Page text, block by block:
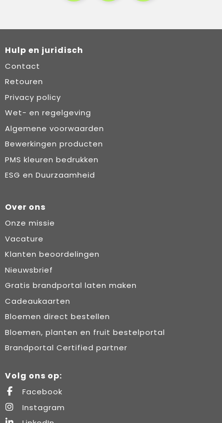
Hulp en juridisch
Contact
Retouren
Privacy policy
Wet- en regelgeving
Algemene voorwaarden
Bewerkingen producten
PMS kleuren bedrukken
ESG en Duurzaamheid
Over ons
Onze missie
Vacature
Klanten beoordelingen
Nieuwsbrief
Gratis brandportal laten maken
Cadeaukaarten
Bloemen direct bestellen
Bloemen, planten en fruit bestelportal
Brandportal Certified partner
Volg ons op:
Facebook
Instagram